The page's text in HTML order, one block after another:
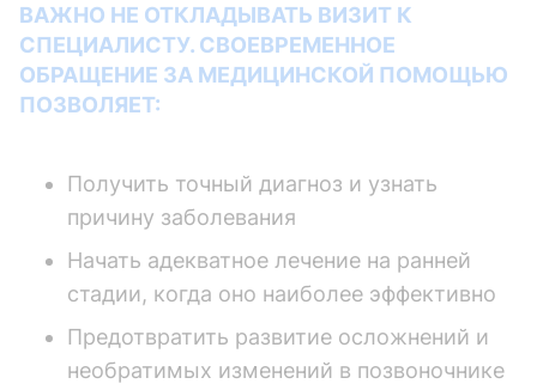
ВАЖНО НЕ ОТКЛАДЫВАТЬ ВИЗИТ К
СПЕЦИАЛИСТУ. СВОЕВРЕМЕННОЕ
ОБРАЩЕНИЕ ЗА МЕДИЦИНСКОЙ ПОМОЩЬЮ
ПОЗВОЛЯЕТ:
Получить точный диагноз и узнать
причину заболевания
Начать адекватное лечение на ранней
стадии, когда оно наиболее эффективно
Предотвратить развитие осложнений и
необратимых изменений в позвоночнике